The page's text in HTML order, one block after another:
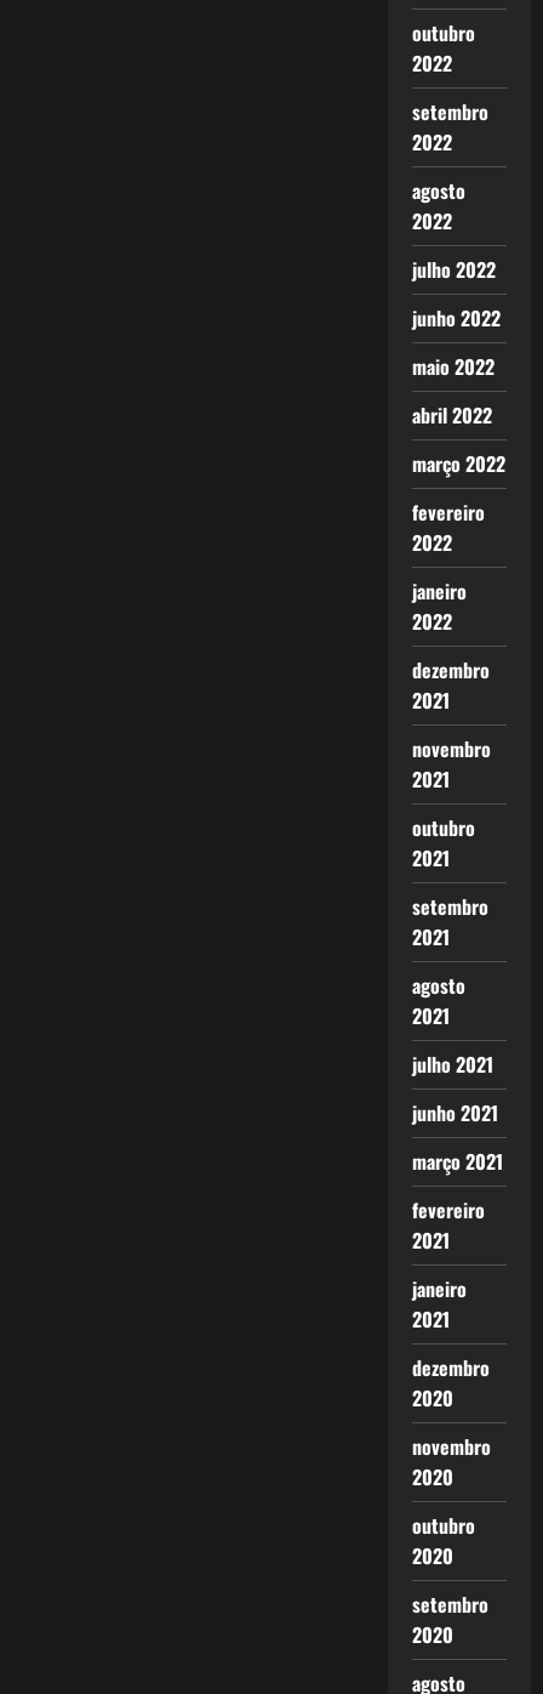
outubro
2022
setembro
2022
agosto
2022
julho 2022
junho 2022
maio 2022
abril 2022
março 2022
fevereiro
2022
janeiro
2022
dezembro
2021
novembro
2021
outubro
2021
setembro
2021
agosto
2021
julho 2021
junho 2021
março 2021
fevereiro
2021
janeiro
2021
dezembro
2020
novembro
2020
outubro
2020
setembro
2020
agosto